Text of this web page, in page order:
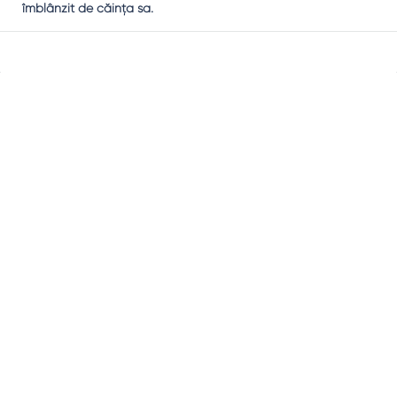
îmblânzit de căinţa sa.